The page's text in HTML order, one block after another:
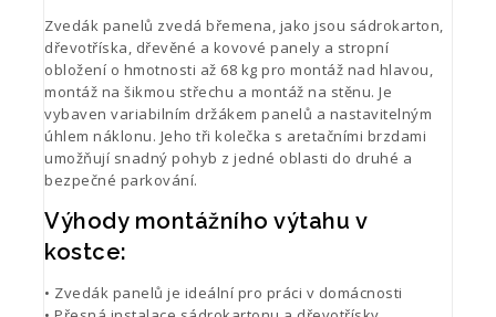
Zvedák panelů zvedá břemena, jako jsou sádrokarton,
dřevotříska, dřevěné a kovové panely a stropní
obložení o hmotnosti až 68 kg pro montáž nad hlavou,
montáž na šikmou střechu a montáž na stěnu. Je
vybaven variabilním držákem panelů a nastavitelným
úhlem náklonu. Jeho tři kolečka s aretačními brzdami
umožňují snadný pohyb z jedné oblasti do druhé a
bezpečné parkování.
Výhody montážního výtahu v
kostce:
• Zvedák panelů je ideální pro práci v domácnosti